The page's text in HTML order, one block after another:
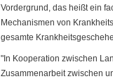
Vordergrund, das heißt ein
Mechanismen von
gesamte
"In Kooperation zwischen
Zusammenarbeit zwischen